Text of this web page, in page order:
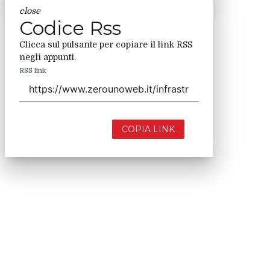
close
Codice Rss
Clicca sul pulsante per copiare il link RSS
negli appunti.
RSS link
COPIA LINK